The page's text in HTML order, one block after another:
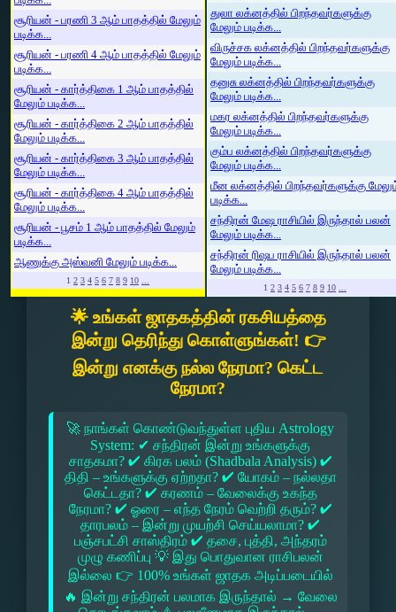
சூரியன் - பரணி 3 ஆம் பாதத்தில் மேலும்
படிக்க...
சூரியன் - பரணி 4 ஆம் பாதத்தில் மேலும்
படிக்க...
சூரியன் - கார்த்திகை 1 ஆம் பாதத்தில்
மேலும் படிக்க...
சூரியன் - கார்த்திகை 2 ஆம் பாதத்தில்
மேலும் படிக்க...
சூரியன் - கார்த்திகை 3 ஆம் பாதத்தில்
மேலும் படிக்க...
சூரியன் - கார்த்திகை 4 ஆம் பாதத்தில்
மேலும் படிக்க...
சூரியன் - பூசம் 1 ஆம் பாதத்தில் மேலும்
படிக்க...
ஆணுக்கு அஸ்வனி மேலும் படிக்க...
1 2 3 4 5 6 7 8 9 10 ...
துலா லக்னத்தில் பிறந்தவர்களுக்கு
மேலும் படிக்க...
விருச்சக லக்னத்தில் பிறந்தவர்களுக்கு
மேலும் படிக்க...
தனுசு லக்னத்தில் பிறந்தவர்களுக்கு
மேலும் படிக்க...
மகர லக்னத்தில் பிறந்தவர்களுக்கு
மேலும் படிக்க...
கும்ப லக்னத்தில் பிறந்தவர்களுக்கு
மேலும் படிக்க...
மீன லக்னத்தில் பிறந்தவர்களுக்கு
படிக்க...
சந்திரன் மேஷ ராசியில் இருந்தால் பலன்
மேலும் படிக்க...
சந்திரன் ரிஷப ராசியில் இருந்தால் பலன்
மேலும் படிக்க...
1 2 3 4 5 6 7 8 9 10 ...
🌟 உங்கள் ஜாதகத்தின் ரகசியத்தை
இன்று தெரிந்து கொள்ளுங்கள்! 👉
இன்று எனக்கு நல்ல நேரமா? கெட்ட
நேரமா?
🚀 நாங்கள் கொண்டுவந்துள்ள புதிய Astrology
System: ✔ சந்திரன் இன்று உங்களுக்கு
சாதகமா? ✔ கிரக பலம் (Shadbala Analysis) ✔
திதி – உங்களுக்கு ஏற்றதா? ✔ யோகம் – நல்லதா
கெட்டதா? ✔ கரணம் – வேலைக்கு உகந்த
நேரமா? ✔ ஓரை – எந்த நேரம் வெற்றி தரும்? ✔
தாரபலம் – இன்று முயற்சி செய்யலாமா? ✔
பஞ்சபட்சி சாஸ்திரம் ✔ தசை, புத்தி, அந்தரம்
முழு கணிப்பு 💡 இது பொதுவான ராசிபலன்
இல்லை 👉 100% உங்கள் ஜாதக அடிப்படையில்
🔥 இன்று சந்திரன் பலமாக இருந்தால் → வேலை